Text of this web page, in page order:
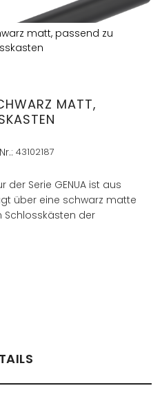
matt, passend zu
MATT,
43102187
Serie GENUA ist aus
über eine schwarz matte
Schlosskästen der